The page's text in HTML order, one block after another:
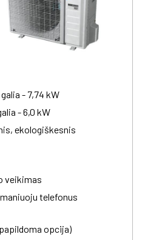
- 7,74 kW
- 6,0 kW
ekologiškesnis
veikimas
telefonus
opcija)